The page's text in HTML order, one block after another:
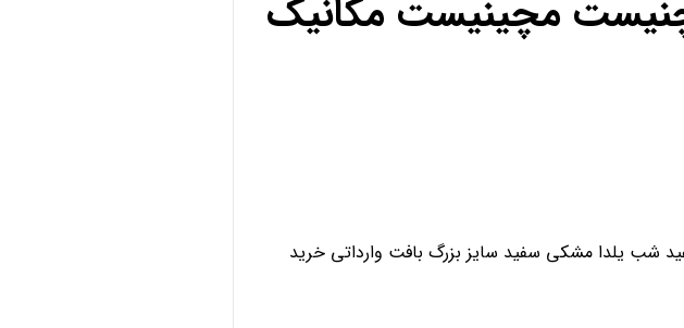
مچینیست مکانیک
شب یلدا مشکی سفید سایز بزرگ بافت وارداتی خرید